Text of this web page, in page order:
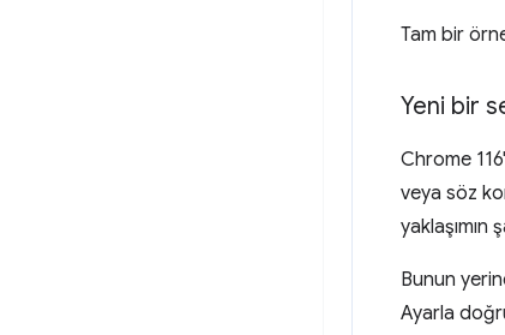
Tam bir
Yeni bir
Chrome
veya söz
yaklaşımın
Bunun
Ayarla